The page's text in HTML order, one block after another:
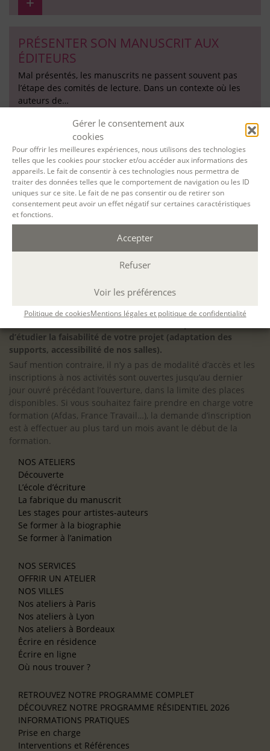
Gérer le consentement aux
cookies
Pour offrir les meilleures expériences, nous utilisons des technologies
telles que les cookies pour stocker et/ou accéder aux informations des
appareils. Le fait de consentir à ces technologies nous permettra de
traiter des données telles que le comportement de navigation ou les ID
uniques sur ce site. Le fait de ne pas consentir ou de retirer son
consentement peut avoir un effet négatif sur certaines caractéristiques
et fonctions.
Accepter
Refuser
Voir les préférences
Politique de cookiesMentions légales et politique de confidentialité
PRÉSENTER SON MANUSCRIT AUX
ÉDITEURS
Mal présentés, les manuscrits ne passent souvent pas
l’étape des comités de lecture. Dans un contexte où les
auteurs de…
REPRENDRE ET FINALISER SON
HISTOIRE DE VIE
Vous avez commencé à écrire votre histoire de vie. Pour
une raison ou une autre, votre projet n’a pu être…
Accessibilité : ALEPH-ÉCRITURE est sensible à l’inclusion des
personnes en situation de handicap. Si vous avez besoin
d’un aménagement spécifique de programme, n’hésitez pas
d’étudier la faisabilité de votre projet (adaptation des
supports, accessibilité de nos salles).
Sauf mention contraire, il n’y a pas de modalité d’accès et les
inscriptions à nos activités sont ouvertes jusqu’au dernier
jour ouvré précédant l’ouverture, dans la limite des places
disponibles. Si vous souhaitez faire prendre en charge votre
formation (Afdas, France Travail…), la demande d’inscription
est à effectuer au plus tard un mois avant le début de la
formation.
NOS ATELIERS
Découverte
L’école d’écriture
La fabrique du manuscrit
Les stages pour artistes-auteurs
Se former à la biographie
Se former à l’animation
NOS SERVICES
OFFRIR UN ATELIER
NOS VILLES
Nos ateliers à Paris
Nos ateliers à Lyon
Nos ateliers à Bordeaux
Écrire en résidence
Écrire en ligne
Où nous trouver ?
RETROUVEZ NOTRE PROGRAMME COMPLET
DÉCOUVREZ NOTRE PROGRAMME RÉSIDENTIEL 2026
INFORMATIONS PRATIQUES
Prise en charge
Interventions et Références